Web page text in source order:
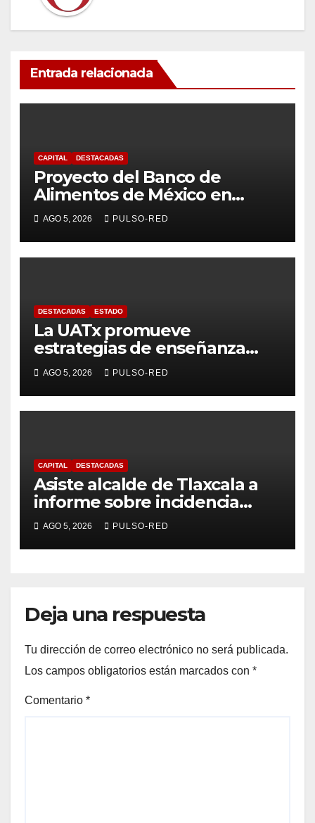
Entrada relacionada
CAPITAL DESTACADAS
Proyecto del Banco de
Alimentos de México en
Tlaxcala avanza con trabajo
coordinado
AGO 5, 2026 PULSO-RED
DESTACADAS ESTADO
La UATx promueve
estrategias de enseñanza
centradas en el contexto de
sus estudiantes
AGO 5, 2026 PULSO-RED
CAPITAL DESTACADAS
Asiste alcalde de Tlaxcala a
informe sobre incidencia
delictiva refrenda trabajo
coordinado
AGO 5, 2026 PULSO-RED
Deja una respuesta
Tu dirección de correo electrónico no será publicada.
Los campos obligatorios están marcados con *
Comentario *